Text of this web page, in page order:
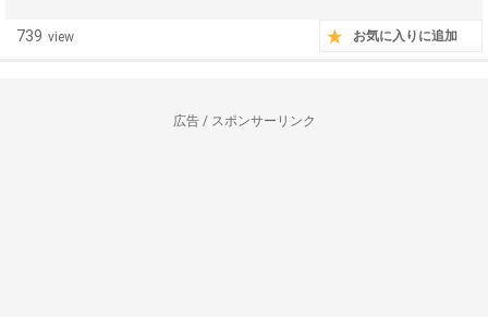
739 view お気に入りに追加
広告 / スポンサーリンク